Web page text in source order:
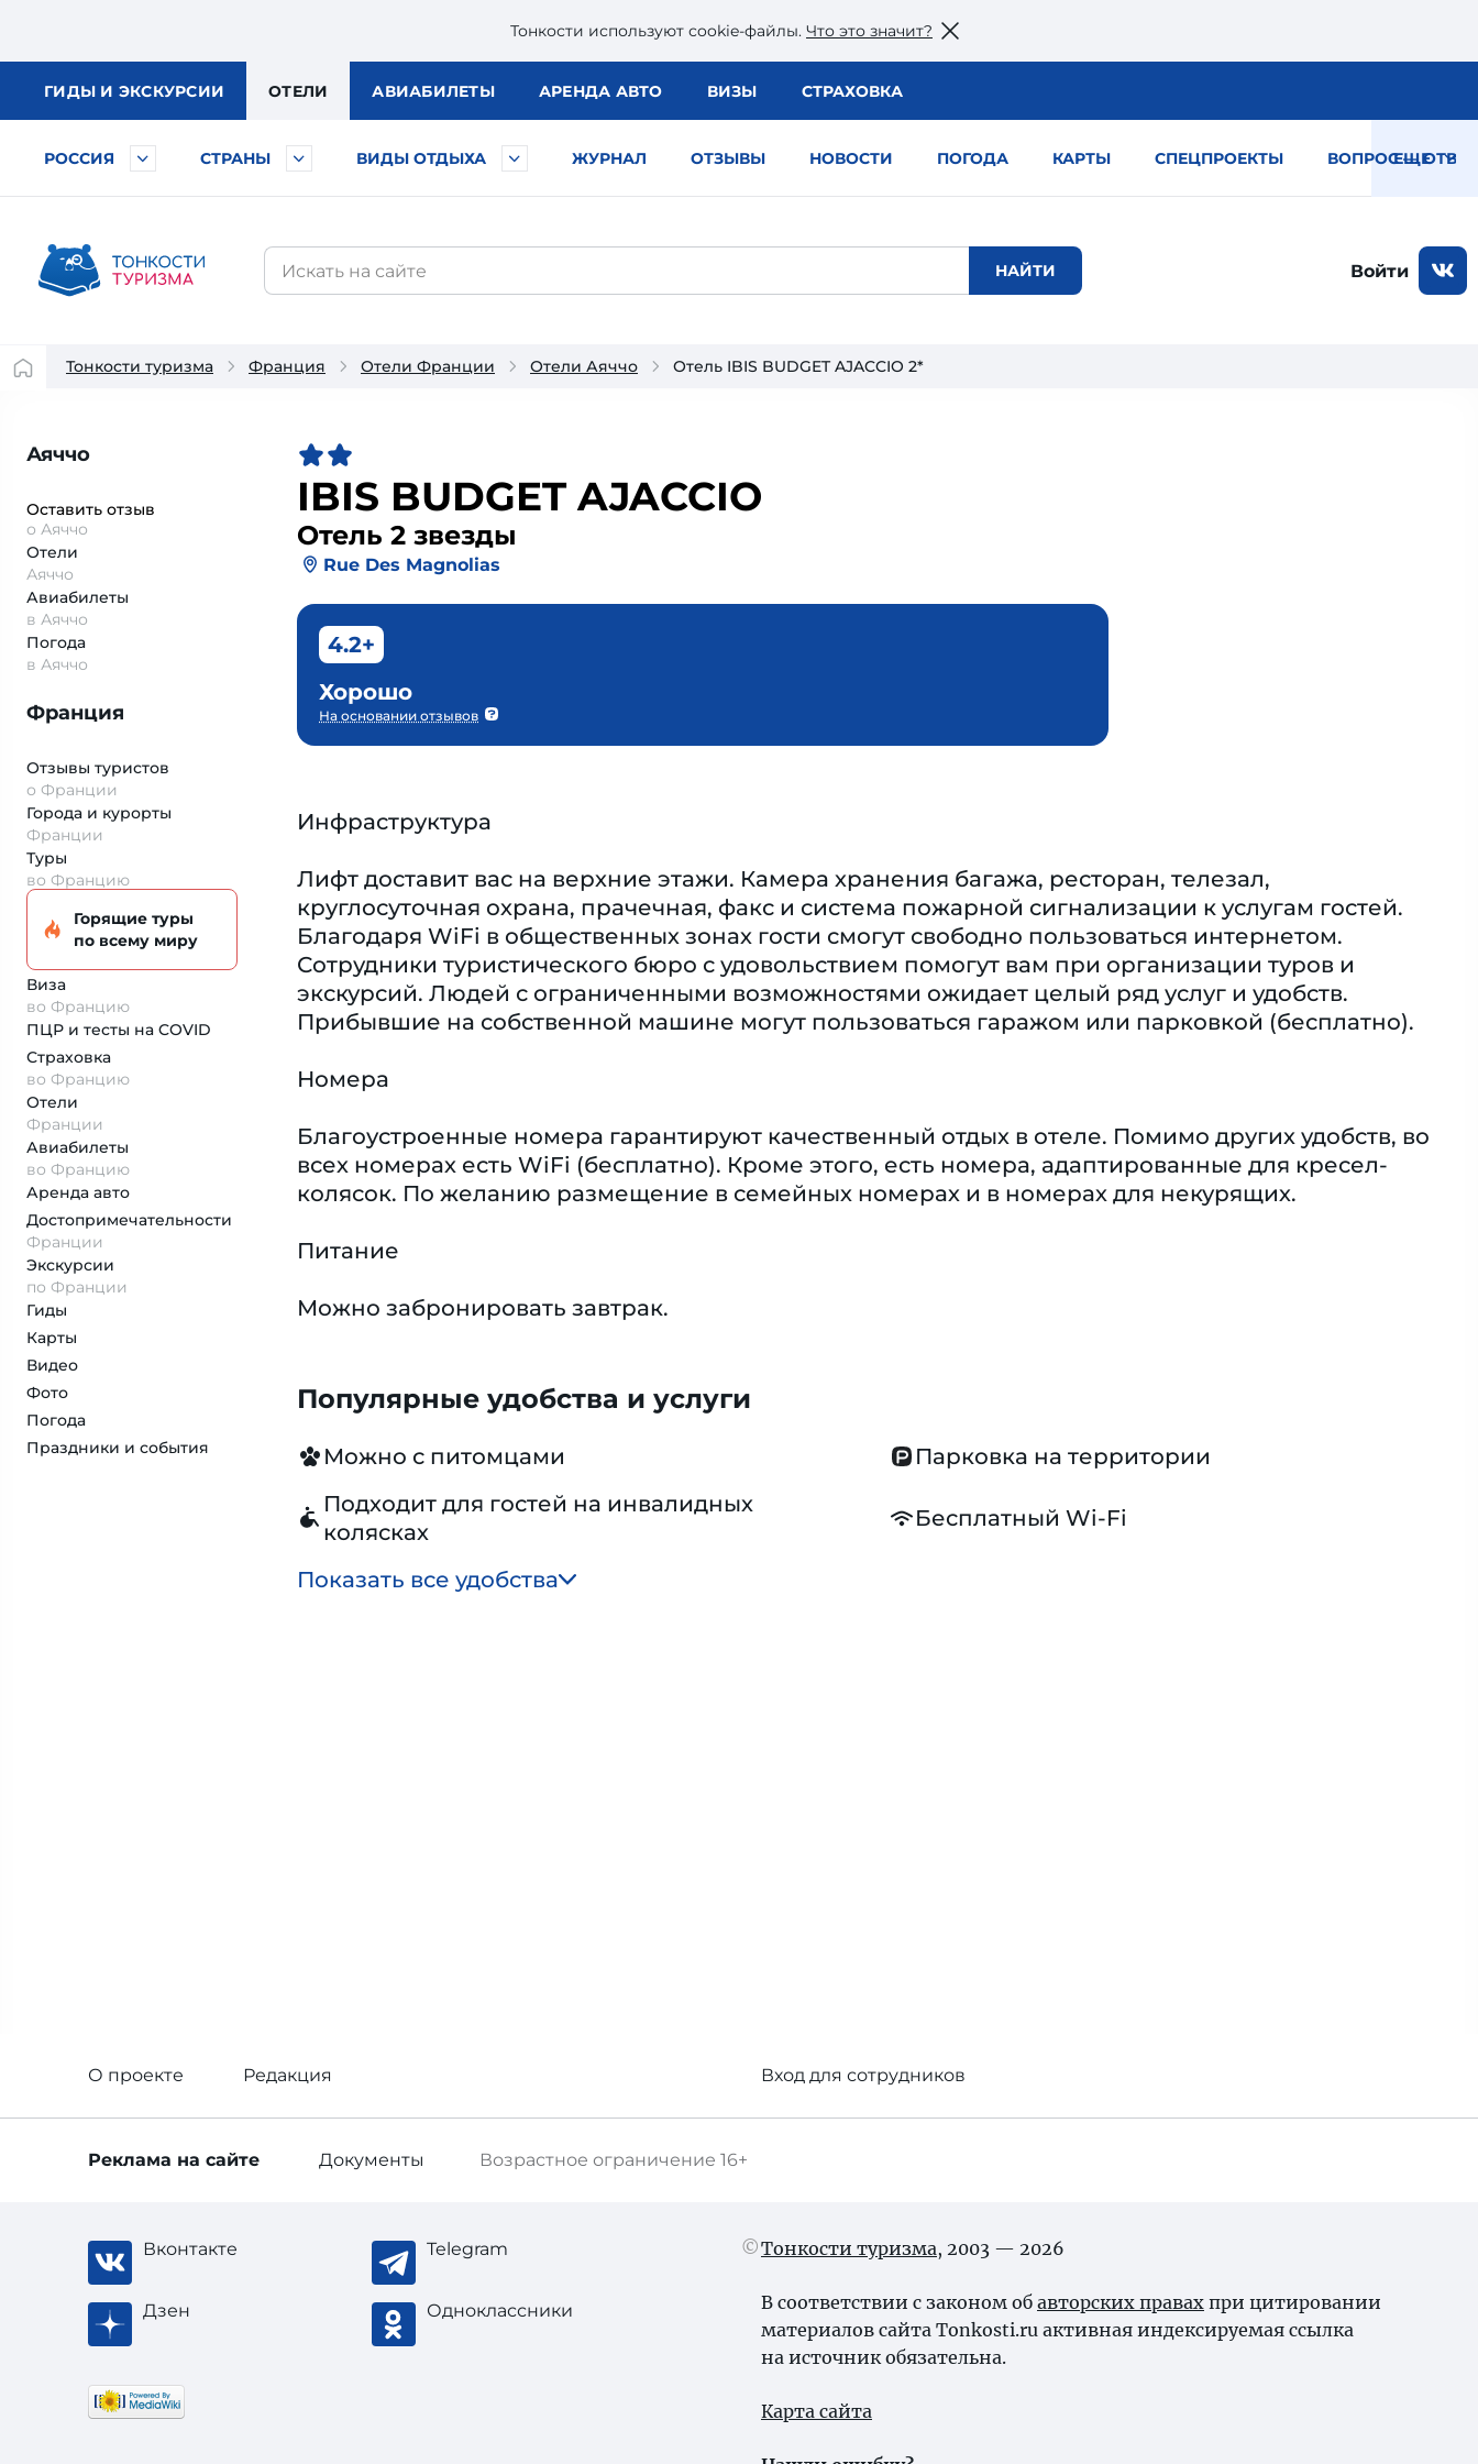
Тонкости используют сookie-файлы. Что это значит?
ГИДЫ И ЭКСКУРСИИ ОТЕЛИ АВИАБИЛЕТЫ АРЕНДА АВТО ВИЗЫ СТРАХОВКА
РОССИЯ СТРАНЫ ВИДЫ ОТДЫХА ЖУРНАЛ ОТЗЫВЫ НОВОСТИ ПОГОДА КАРТЫ СПЕЦПРОЕКТЫ ВОПРОС — ОТВЕТ
ЕЩЕ
Войти
Тонкости туризма Франция Отели Франции Отели Аяччо Отель IBIS BUDGET AJACCIO 2*
Аяччо
Оставить отзыв
о Аяччо
Отели
Аяччо
Авиабилеты
в Аяччо
Погода
в Аяччо
Франция
Отзывы туристов
о Франции
Города и курорты
Франции
Туры
во Францию
Горящие туры
по всему миру
Виза
во Францию
ПЦР и тесты на COVID
Страховка
во Францию
Отели
Франции
Авиабилеты
во Францию
Аренда авто
Достопримеча­тельности
Франции
Экскурсии
по Франции
Гиды
Карты
Видео
Фото
Погода
Праздники и события
IBIS BUDGET AJACCIO
Отель 2 звезды
Rue Des Magnolias
4.2+
Хорошо
На основании отзывов
Инфраструктура
Лифт доставит вас на верхние этажи. Камера хранения багажа, ресторан, телезал,
круглосуточная охрана, прачечная, факс и система пожарной сигнализации к услугам гостей.
Благодаря WiFi в общественных зонах гости смогут свободно пользоваться интернетом.
Сотрудники туристического бюро с удовольствием помогут вам при организации туров и
экскурсий. Людей с ограниченными возможностями ожидает целый ряд услуг и удобств.
Прибывшие на собственной машине могут пользоваться гаражом или парковкой (бесплатно).
Номера
Благоустроенные номера гарантируют качественный отдых в отеле. Помимо других удобств, во
всех номерах есть WiFi (бесплатно). Кроме этого, есть номера, адаптированные для кресел-
колясок. По желанию размещение в семейных номерах и в номерах для некурящих.
Питание
Можно забронировать завтрак.
Популярные удобства и услуги
Можно с питомцами
Парковка на территории
Подходит для гостей на инвалидных
колясках
Бесплатный Wi-Fi
Показать все удобства
О проекте Редакция Вход для сотрудников
Возрастное ограничение 16+
Реклама на сайте Документы
Вконтакте Telegram
Дзен Одноклассники
Тонкости туризма, 2003 — 2026
В соответствии с законом об авторских правах при цитировании
материалов сайта Tonkosti.ru активная индексируемая ссылка
на источник обязательна.
Карта сайта